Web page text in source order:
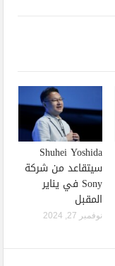
Shuhei Yoshida
سيتقاعد من شركة
Sony في يناير
المقبل
نوفمبر 27, 2024